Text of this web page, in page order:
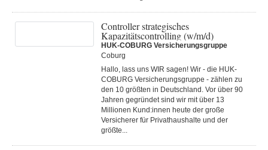
Controller strategisches
Kapazitätscontrolling (w/m/d)
HUK-COBURG Versicherungsgruppe
Coburg
Hallo, lass uns WIR sagen! Wir - die HUK-
COBURG Versicherungsgruppe - zählen zu
den 10 größten in Deutschland. Vor über 90
Jahren gegründet sind wir mit über 13
Millionen Kund:innen heute der große
Versicherer für Privathaushalte und der
größte...